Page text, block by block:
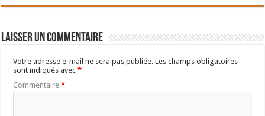
Laisser un commentaire
Votre adresse e-mail ne sera pas publiée. Les champs obligatoires
sont indiqués avec*
Commentaire*